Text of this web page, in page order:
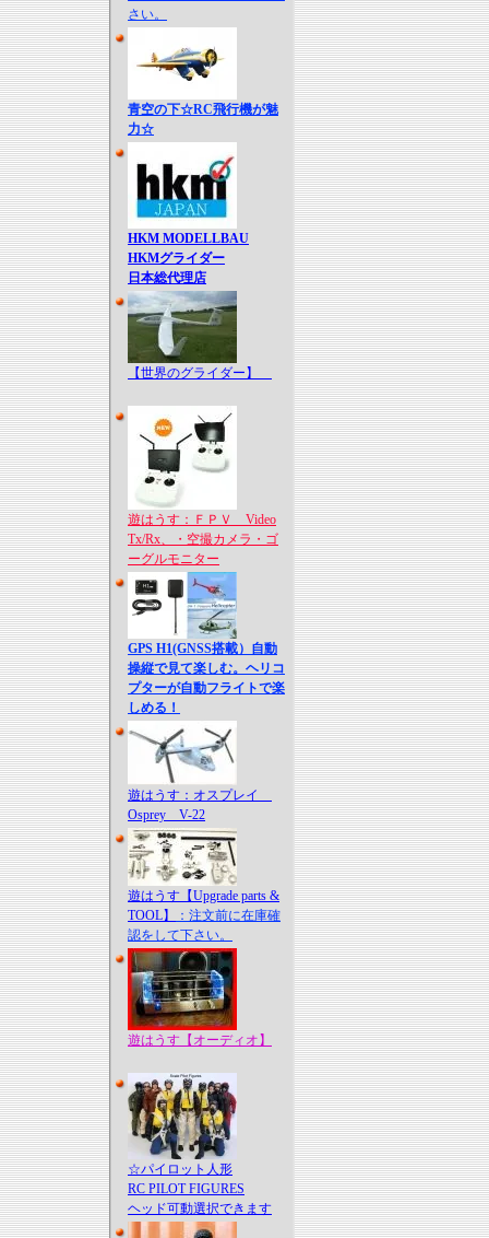
さい。
青空の下☆RC飛行機が魅
力☆
HKM MODELLBAU
HKMグライダー
日本総代理店
【世界のグライダー】
遊はうす：ＦＰＶ Video
Tx/Rx、・空撮カメラ・ゴ
ーグルモニター
GPS H1(GNSS搭載）自動
操縦で見て楽しむ。ヘリコ
プターが自動フライトで楽
しめる！
遊はうす：オスプレイ
Osprey V-22
遊はうす【Upgrade parts &
TOOL】
：注文前に在庫確
認をして下さい。
遊はうす【オーディオ】
☆パイロット人形
RC PILOT FIGURES
ヘッド可動選択できます